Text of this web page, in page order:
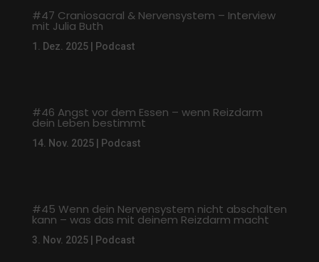
#47 Craniosacral & Nervensystem – Interview
mit Julia Buth
1. Dez. 2025| Podcast
#46 Angst vor dem Essen – wenn Reizdarm
dein Leben bestimmt
14. Nov. 2025| Podcast
#45 Wenn dein Nervensystem nicht abschalten
kann – was das mit deinem Reizdarm macht
3. Nov. 2025| Podcast